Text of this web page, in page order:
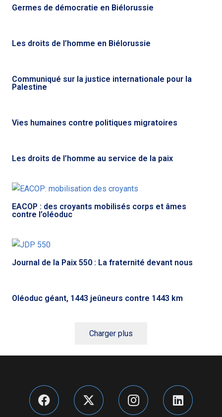
Germes de démocratie en Biélorussie
Les droits de l’homme en Biélorussie
Communiqué sur la justice internationale pour la
Palestine
Vies humaines contre politiques migratoires
Les droits de l’homme au service de la paix
EACOP : des croyants mobilisés corps et âmes
contre l’oléoduc
Journal de la Paix 550 : La fraternité devant nous
Oléoduc géant, 1443 jeûneurs contre 1443 km
Charger plus